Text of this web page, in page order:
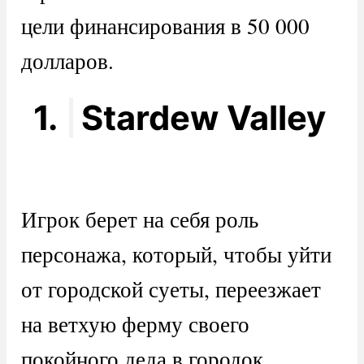
цели финансирования в 50 000
долларов.
1. Stardew Valley
Игрок берет на себя роль
персонажа, который, чтобы уйти
от городской суеты, переезжает
на ветхую ферму своего